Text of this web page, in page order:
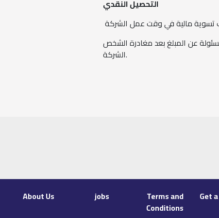
التحصيل النقدي
تسوية مالية في وقت عمل الشركة
عن المبلغ بعد مغادرة الشخص
الشركة.
About Us jobs
Terms and
Conditions
Get